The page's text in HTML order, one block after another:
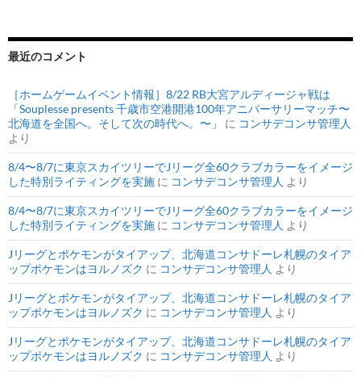
最近のコメント
［ホームゲームイベント情報］8/22 RB大宮アルディージャ戦は
「Souplesse presents 千歳市空港開港100年アニバーサリーマッチ〜
北海道を全国へ。そして次の時代へ。〜」
に コンサデコンサ管理人
より
8/4〜8/7に東京スカイツリーでJリーグ全60クラブカラーをイメージ
した特別ライティングを実施 に コンサデコンサ管理人 より
8/4〜8/7に東京スカイツリーでJリーグ全60クラブカラーをイメージ
した特別ライティングを実施 に コンサデコンサ管理人 より
Jリーグとポケモンがタイアップ、北海道コンサドーレ札幌のタイア
ップポケモンはヨルノズク に コンサデコンサ管理人 より
Jリーグとポケモンがタイアップ、北海道コンサドーレ札幌のタイア
ップポケモンはヨルノズク に コンサデコンサ管理人 より
Jリーグとポケモンがタイアップ、北海道コンサドーレ札幌のタイア
ップポケモンはヨルノズク に コンサデコンサ管理人 より